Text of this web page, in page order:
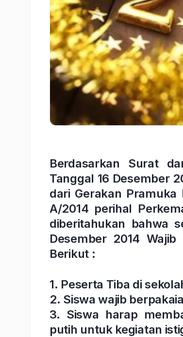
Berdasarkan Surat
Tanggal 16 Desember
dari Gerakan Pramuka
A/2014 perihal
diberitahukan bahwa
Desember 2014
Berikut :
1. Peserta Tiba di
2. Siswa wajib
3. Siswa harap
putih untuk kegiatan